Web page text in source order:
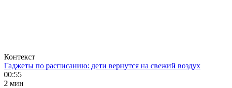
Контекст
Гаджеты по расписанию: дети вернутся на свежий воздух
00:55
2 мин